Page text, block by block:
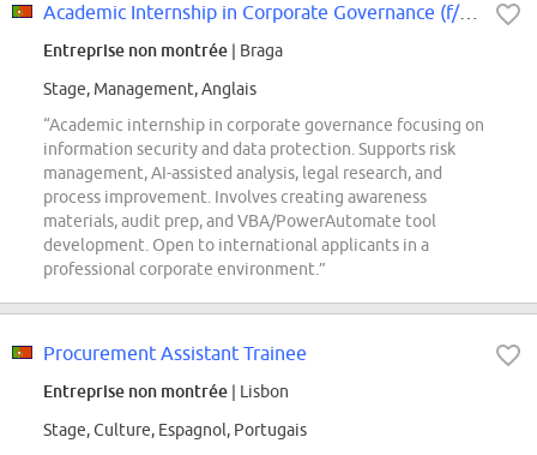
Academic Internship in Corporate Governance (f/m/div.)
Entreprise non montrée | Braga
Stage, Management, Anglais
“Academic internship in corporate governance focusing on
information security and data protection. Supports risk
management, AI-assisted analysis, legal research, and
process improvement. Involves creating awareness
materials, audit prep, and VBA/PowerAutomate tool
development. Open to international applicants in a
professional corporate environment.”
Procurement Assistant Trainee
Entreprise non montrée | Lisbon
Stage, Culture, Espagnol, Portugais